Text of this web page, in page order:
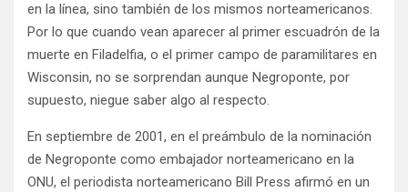
en la línea, sino también de los mismos norteamericanos.
Por lo que cuando vean aparecer al primer escuadrón de la
muerte en Filadelfia, o el primer campo de paramilitares en
Wisconsin, no se sorprendan aunque Negroponte, por
supuesto, niegue saber algo al respecto.
En septiembre de 2001, en el preámbulo de la nominación
de Negroponte como embajador norteamericano en la
ONU, el periodista norteamericano Bill Press afirmó en un